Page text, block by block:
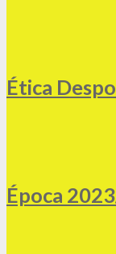
Ética
Época